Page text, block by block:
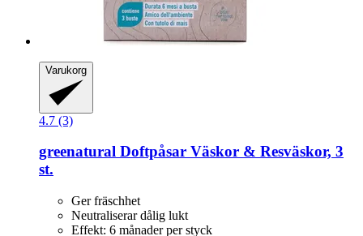
Varukorg
4.7 (3)
greenatural Doftpåsar Väskor & Resväskor, 3
st.
Ger fräschhet
Neutraliserar dålig lukt
Effekt: 6 månader per styck